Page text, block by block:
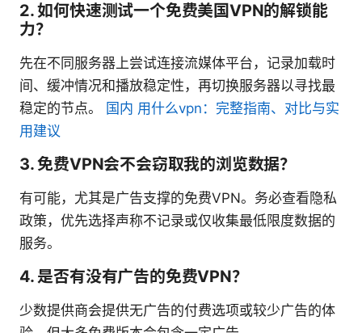
2. 如何快速测试一个免费美国VPN的解锁能
力？
先在不同服务器上尝试连接流媒体平台，记录加载时
间、缓冲情况和播放稳定性，再切换服务器以寻找最
稳定的节点。
国内 用什么vpn：完整指南、对比与实
用建议
3. 免费VPN会不会窃取我的浏览数据？
有可能，尤其是广告支撑的免费VPN。务必查看隐私
政策，优先选择声称不记录或仅收集最低限度数据的
服务。
4. 是否有没有广告的免费VPN？
少数提供商会提供无广告的付费选项或较少广告的体